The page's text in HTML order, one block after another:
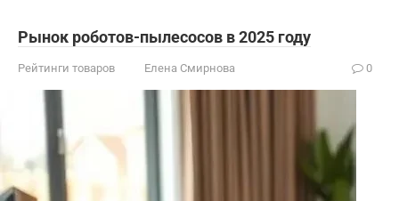
Рынок роботов-пылесосов в 2025 году
Рейтинги товаров Елена Смирнова 0